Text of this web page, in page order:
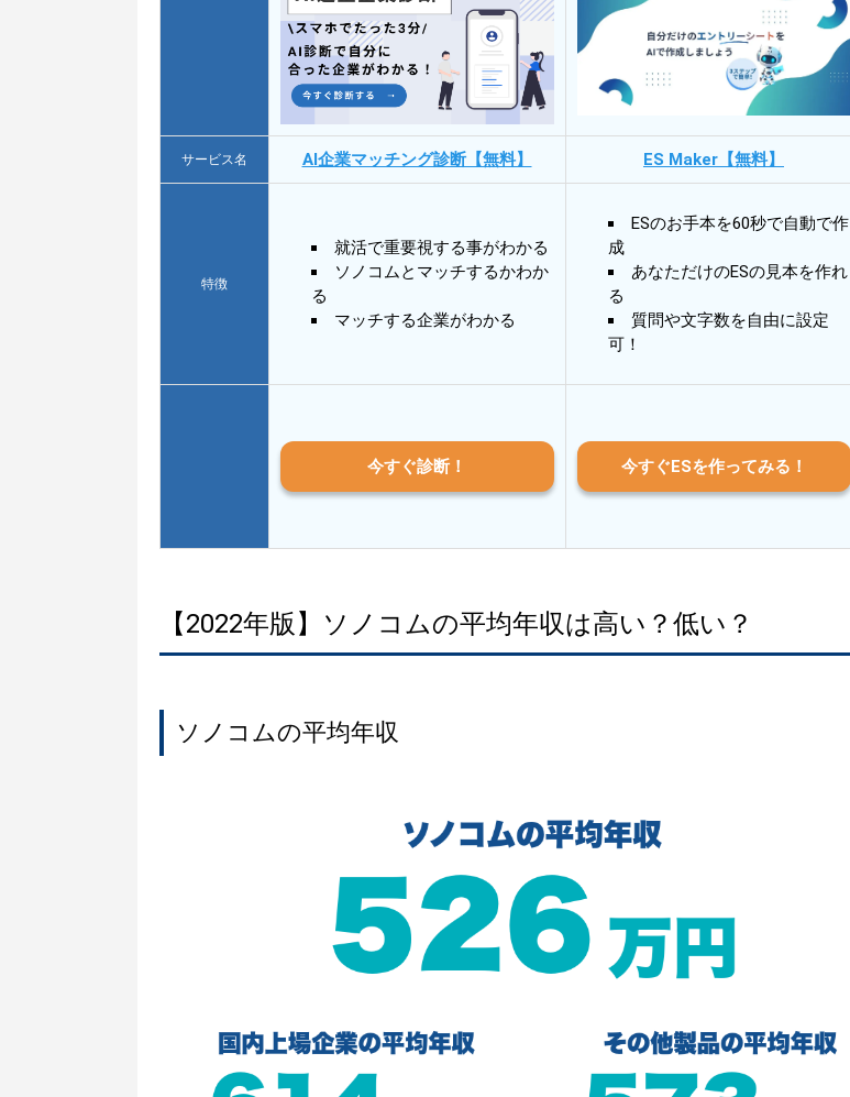
サービス名 AI企業マッチング診断【無料】 ES Maker【無料】
特徴
就活で重要視する事がわかる
ソノコムとマッチするかわか
る
マッチする企業がわかる
ESのお手本を60秒で自動で作
成
あなただけのESの見本を作れ
る
質問や文字数を自由に設定
可！
今すぐ診断！ 今すぐESを作ってみる！
【2022年版】ソノコムの平均年収は高い？低い？
ソノコムの平均年収